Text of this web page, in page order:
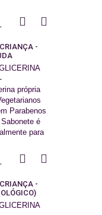
-
própria
Parabenos
é
para
-